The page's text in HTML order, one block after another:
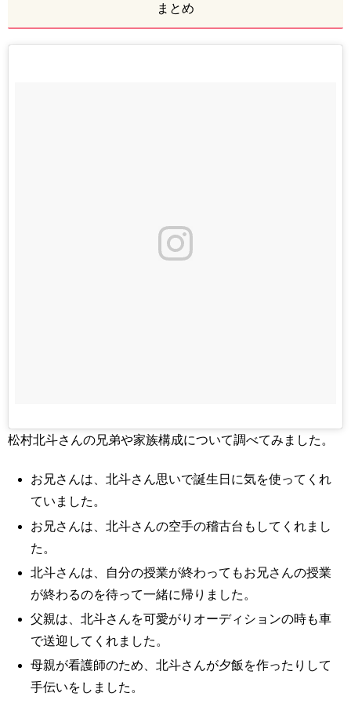
まとめ
松村北斗さんの兄弟や家族構成について調べてみました。
お兄さんは、北斗さん思いで誕生日に気を使ってくれ
ていました。
お兄さんは、北斗さんの空手の稽古台もしてくれまし
た。
北斗さんは、自分の授業が終わってもお兄さんの授業
が終わるのを待って一緒に帰りました。
父親は、北斗さんを可愛がりオーディションの時も車
で送迎してくれました。
母親が看護師のため、北斗さんが夕飯を作ったりして
手伝いをしました。